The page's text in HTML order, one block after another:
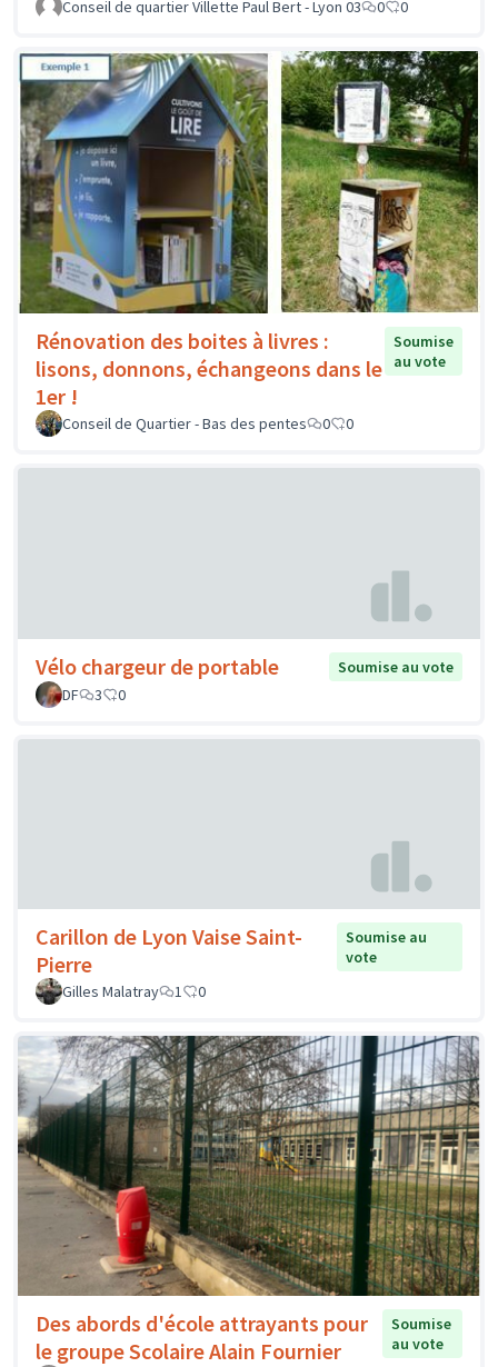
Conseil de quartier Villette Paul Bert - Lyon 03 0 0
Rénovation des boites à livres :
lisons, donnons, échangeons dans le
1er !
Soumise
au vote
Conseil de Quartier - Bas des pentes 0 0
Vélo chargeur de portable
Soumise au vote
DF
3 0
Carillon de Lyon Vaise Saint-
Pierre
Soumise au
vote
Gilles Malatray
1 0
Des abords d'école attrayants pour
le groupe Scolaire Alain Fournier
Soumise
au vote